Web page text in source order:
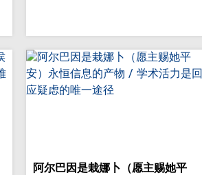
阿尔巴因是栽娜卜（愿主赐她平